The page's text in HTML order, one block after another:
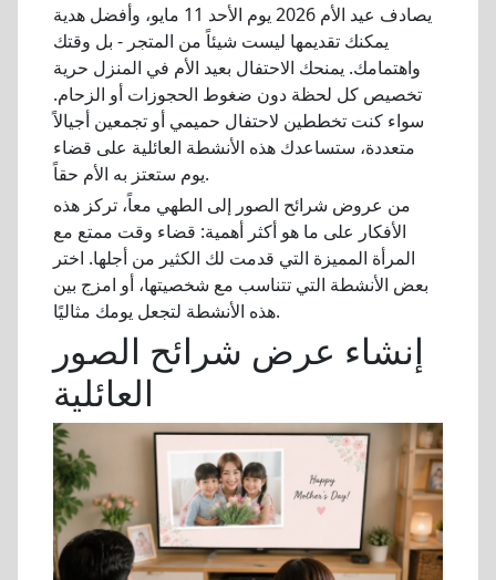
يصادف عيد الأم 2026 يوم الأحد 11 مايو، وأفضل هدية
يمكنك تقديمها ليست شيئاً من المتجر - بل وقتك
واهتمامك. يمنحك الاحتفال بعيد الأم في المنزل حرية
تخصيص كل لحظة دون ضغوط الحجوزات أو الزحام.
سواء كنت تخططين لاحتفال حميمي أو تجمعين أجيالاً
متعددة، ستساعدك هذه الأنشطة العائلية على قضاء
يوم ستعتز به الأم حقاً.
من عروض شرائح الصور إلى الطهي معاً، تركز هذه
الأفكار على ما هو أكثر أهمية: قضاء وقت ممتع مع
المرأة المميزة التي قدمت لك الكثير من أجلها. اختر
بعض الأنشطة التي تتناسب مع شخصيتها، أو امزج بين
هذه الأنشطة لتجعل يومك مثاليًا.
إنشاء عرض شرائح الصور
العائلية